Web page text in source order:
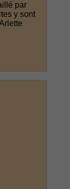
par
y sont